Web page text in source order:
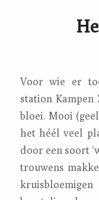
Voor wie er
station
bloei. Mooi
het héél veel
door een soort
trouwens